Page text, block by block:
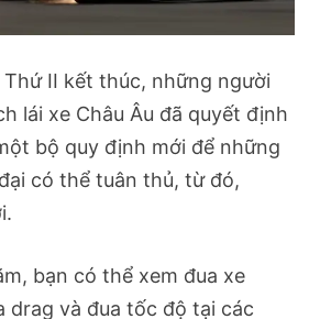
Thứ II kết thúc, những người
lái xe Châu Âu đã quyết định
bộ quy định mới để những
có thể tuân thủ, từ đó,
bạn có thể xem đua xe
drag và đua tốc độ tại các